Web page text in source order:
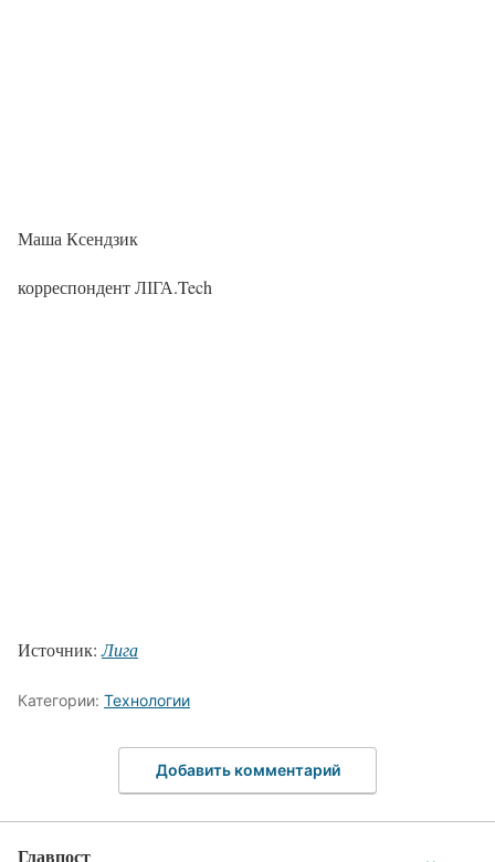
Маша Ксендзик
корреспондент ЛІГА.Tech
Источник:Лига
Категории: Технологии
Добавить комментарий
Главпост